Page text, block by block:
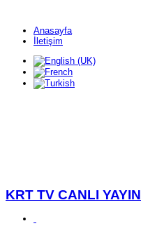
Anasayfa
İletişim
KRT TV CANLI YAYIN